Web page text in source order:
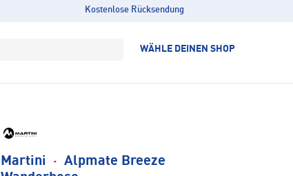
Kostenlose Rücksendung
WÄHLE DEINEN SHOP
Martini · Alpmate Breeze